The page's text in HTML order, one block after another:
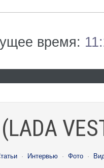
время:
· Интервью · Фото ·